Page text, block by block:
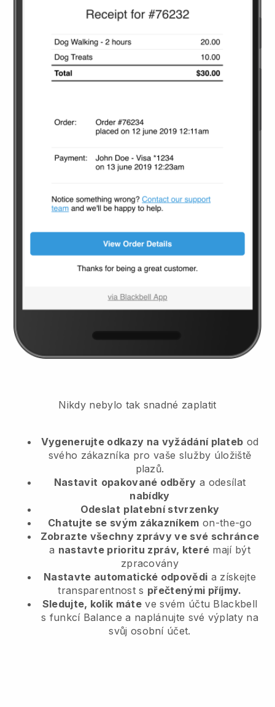
Nikdy nebylo tak snadné zaplatit
Vygenerujte odkazy na vyžádání plateb od
svého zákazníka pro vaše služby úložiště
plazů.
Nastavit opakované odběry a odesílat
nabídky
Odeslat platební stvrzenky
Chatujte se svým zákazníkem on-the-go
Zobrazte všechny zprávy ve své schránce
a nastavte prioritu zpráv, které mají být
zpracovány
Nastavte automatické odpovědi a získejte
transparentnost s přečtenými příjmy.
Sledujte, kolik máte ve svém účtu Blackbell
s funkcí Balance a naplánujte své výplaty na
svůj osobní účet.